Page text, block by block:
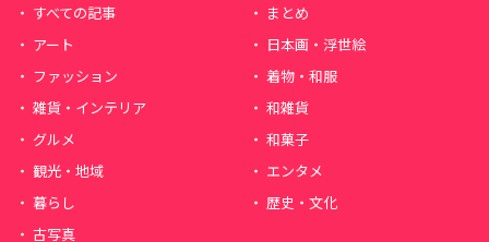
すべての記事
まとめ
アート
日本画・浮世絵
ファッション
着物・和服
雑貨・インテリア
和雑貨
グルメ
和菓子
観光・地域
エンタメ
暮らし
歴史・文化
古写真